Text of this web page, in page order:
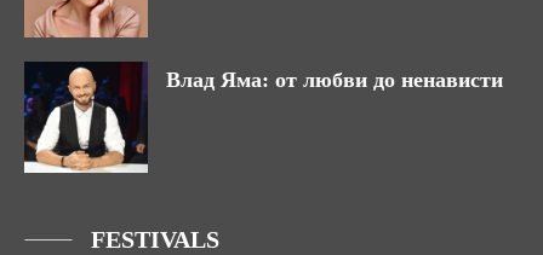
Влад Яма: от любви до ненависти
FESTIVALS